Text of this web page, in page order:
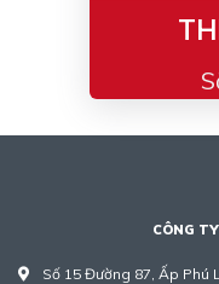
CÔNG
Số 15 Đường 87, Ấp Phú